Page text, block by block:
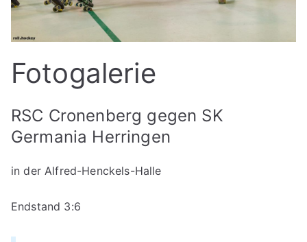
Fotogalerie
RSC Cronenberg gegen SK
Germania Herringen
in der Alfred-Henckels-Halle
Endstand 3:6